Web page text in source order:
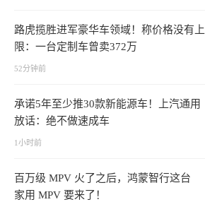
路虎揽胜进军豪华车领域！称价格没有上
限：一台定制车曾卖372万
52分钟前
承诺5年至少推30款新能源车！上汽通用
放话：绝不做速成车
1小时前
百万级 MPV 火了之后，鸿蒙智行这台
家用 MPV 要来了！